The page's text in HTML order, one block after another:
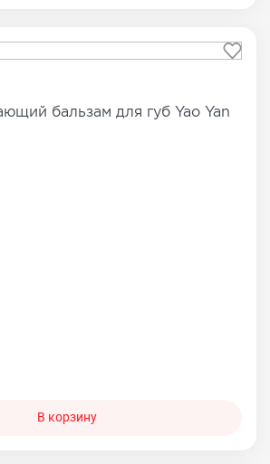
бальзам для губ Yao Yan
В корзину